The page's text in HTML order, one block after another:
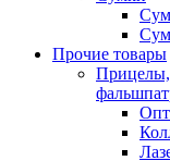
Прочие товары
Прицелы,